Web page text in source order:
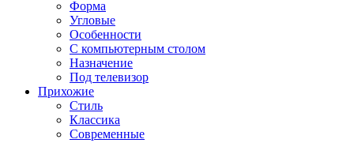
Форма
Угловые
Особенности
С компьютерным столом
Назначение
Под телевизор
Прихожие
Стиль
Классика
Современные